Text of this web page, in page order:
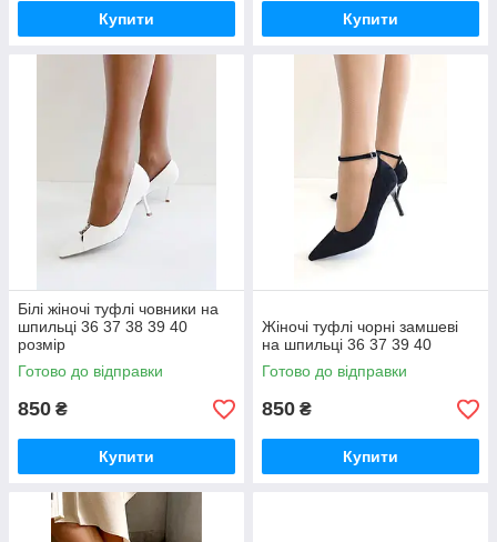
Купити Купити
Білі жіночі туфлі човники на
шпильці 36 37 38 39 40
розмір
Готово до відправки
850 ₴
Купити
Жіночі туфлі чорні замшеві
на шпильці 36 37 39 40
Готово до відправки
850 ₴
Купити